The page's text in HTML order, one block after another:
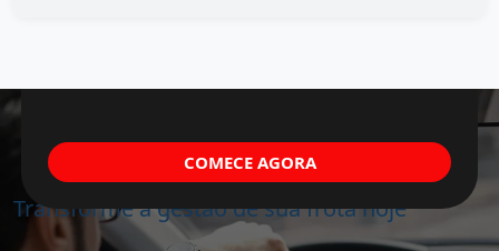
Transforme a gestão de sua frota hoje
COMECE AGORA